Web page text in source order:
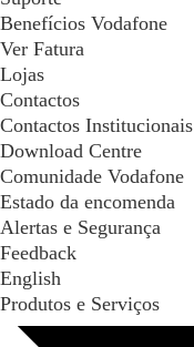
Benefícios Vodafone
Ver Fatura
Lojas
Contactos
Contactos Institucionais
Download Centre
Comunidade Vodafone
Estado da encomenda
Alertas e Segurança
Feedback
English
Produtos e Serviços